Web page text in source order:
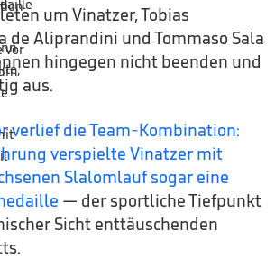
um Vinatzer, Tobias
de Aliprandini und Tommaso Sala
hingegen nicht beenden und
aus.
verlief die Team-Kombination:
verspielte Vinatzer mit
Slalomlauf sogar eine
— der sportliche Tiefpunkt
Sicht enttäuschenden